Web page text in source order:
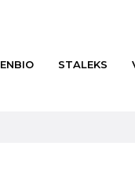
ENBIO STALEKS